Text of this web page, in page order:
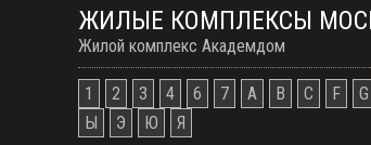
ЖИЛЫЕ КОМПЛЕКСЫ
Жилой комплекс Академдом
1 2 3 4 6 7 A B C F G
Ы
Э Ю Я